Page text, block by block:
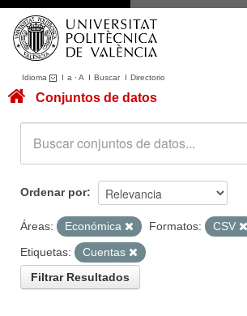
Idioma I a ·A I BuscarI Directorio
Conjuntos de datos
Acerca de
Portal de Transparencia
Conjuntos de datos
Ordenar por
Áreas: Económica Formatos: CSV
Etiquetas:
Cuentas
Filtrar Resultados